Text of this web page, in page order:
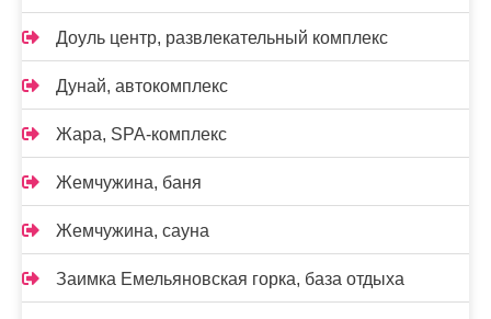
Доуль центр, развлекательный комплекс
Дунай, автокомплекс
Жара, SPA-комплекс
Жемчужина, баня
Жемчужина, сауна
Заимка Емельяновская горка, база отдыха